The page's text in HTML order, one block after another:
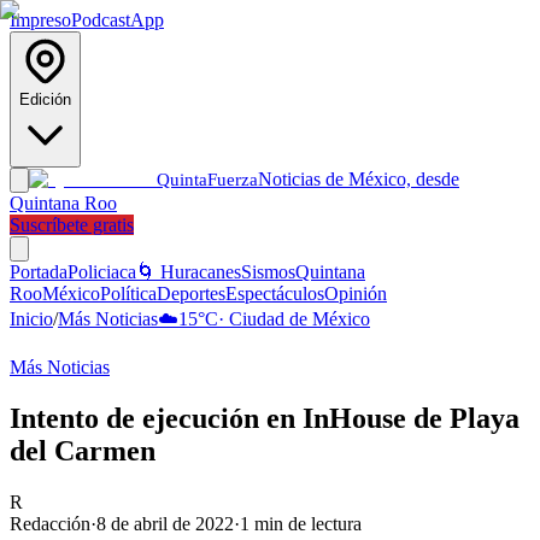
ImpresoPodcastApp
Edición
QuintaFuerzaNoticias de México, desde
Quintana Roo
Suscríbete gratis
PortadaPoliciaca 🌀 HuracanesSismosQuintana
RooMéxicoPolíticaDeportesEspectáculosOpinión
Inicio/Más Noticias☁️15°C· Ciudad de México
Más Noticias
Intento de ejecución en InHouse de Playa
del Carmen
R
Redacción·8 de abril de 2022·1 min de lectura